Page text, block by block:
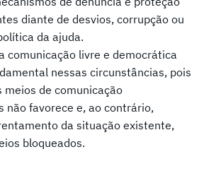
diante de desvios, corrupção ou
da ajuda.
comunicação livre e democrática
nessas circunstâncias, pois
meios de comunicação
não favorece e, ao contrário,
da situação existente,
bloqueados.